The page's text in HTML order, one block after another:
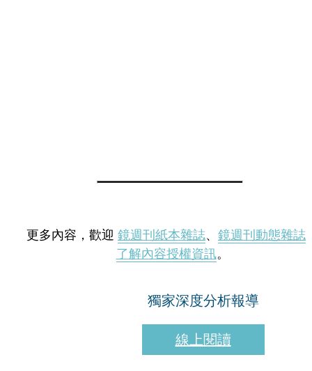
更多內容，歡迎 鏡週刊紙本雜誌、 鏡週刊動態雜誌
了解內容授權資訊。
獨家深度分析報導
線上閱讀